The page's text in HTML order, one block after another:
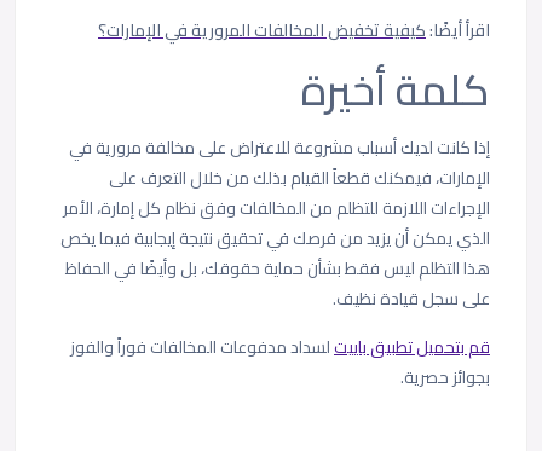
اقرأ أيضًا:كيفية تخفيض المخالفات المرورية في الإمارات؟
كلمة أخيرة
إذا كانت لديك أسباب مشروعة للاعتراض على مخالفة مرورية في
الإمارات، فيمكنك قطعاً القيام بذلك من خلال التعرف على
الإجراءات اللازمة للتظلم من المخالفات وفق نظام كل إمارة، الأمر
الذي يمكن أن يزيد من فرصك في تحقيق نتيجة إيجابية فيما يخص
هذا التظلم ليس فقط بشأن حماية حقوقك، بل وأيضًا في الحفاظ
على سجل قيادة نظيف.
قم بتحميل تطبيق باييتلسداد مدفوعات المخالفات فوراً والفوز
بجوائز حصرية.